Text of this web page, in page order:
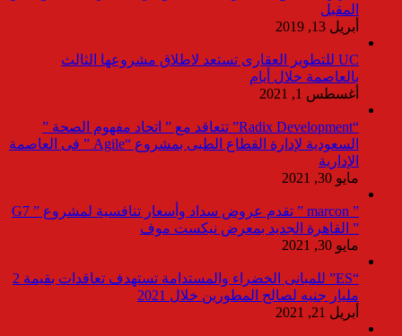
المقبل
أبريل 13, 2019
UC للتطوير العقارى تستعد لاطلاق مشروعها الثالث
بالعاصمة خلال أيام
أغسطس 1, 2021
“Radix Development” تتعاقد مع ” اتحاد مفهوم الصحة ”
السعودية لإدارة القطاع الطبى بمشروع “Agile ” فى العاصمة
الإدارية
مايو 30, 2021
” marcon ” تقدم عروض سداد وأسعار تنافسية لمشروع ” G7
” القاهرة الجديد بمعرض نيكست موف
مايو 30, 2021
“ES” للمبانى الخضراء والمستدامة تستهدف تعاقدات بقيمة 2
مليار جنيه لصالح المطورين خلال 2021
أبريل 21, 2021